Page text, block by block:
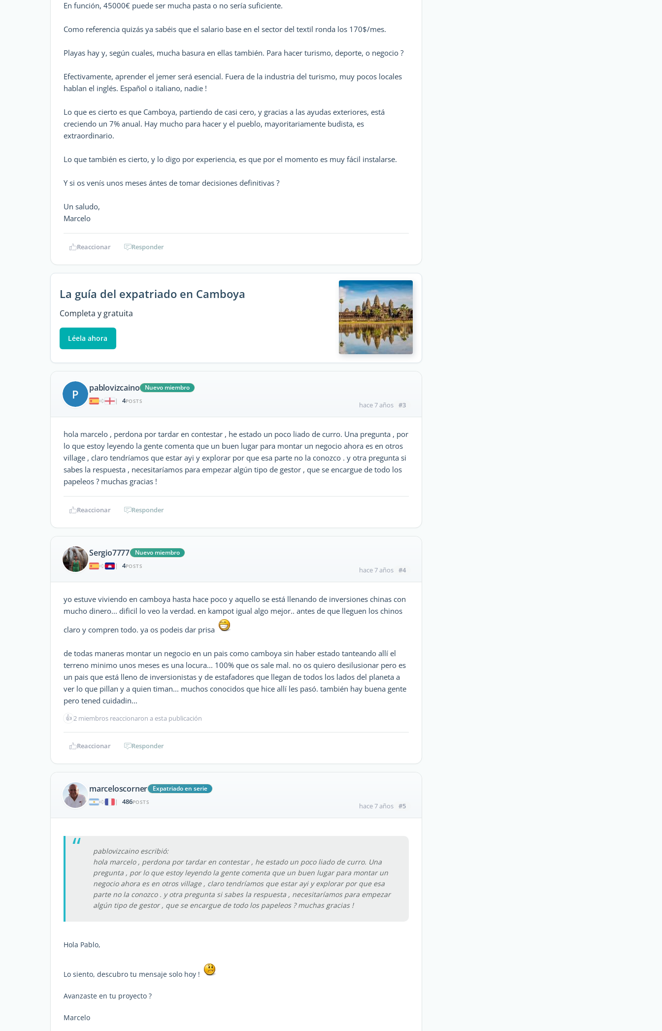
En función, 45000€ puede ser mucha pasta o no sería suficiente.
Como referencia quizás ya sabéis que el salario base en el sector del textil ronda los 170$/mes.
Playas hay y, según cuales, mucha basura en ellas también. Para hacer turismo, deporte, o negocio ?
Efectivamente, aprender el jemer será esencial. Fuera de la industria del turismo, muy pocos locales
hablan el inglés. Español o italiano, nadie !
Lo que es cierto es que Camboya, partiendo de casi cero, y gracias a las ayudas exteriores, está
creciendo un 7% anual. Hay mucho para hacer y el pueblo, mayoritariamente budista, es
extraordinario.
Lo que también es cierto, y lo digo por experiencia, es que por el momento es muy fácil instalarse.
Y si os venís unos meses ántes de tomar decisiones definitivas ?
Un saludo,
Marcelo
Reaccionar Responder
La guía del expatriado en Camboya
Completa y gratuita
Léela ahora
P pablovizcaino
Nuevo miembro
|
4POSTS hace 7 años #3
hola marcelo , perdona por tardar en contestar , he estado un poco liado de curro. Una pregunta , por
lo que estoy leyendo la gente comenta que un buen lugar para montar un negocio ahora es en otros
village , claro tendríamos que estar ayi y explorar por que esa parte no la conozco . y otra pregunta si
sabes la respuesta , necesitaríamos para empezar algún tipo de gestor , que se encargue de todo los
papeleos ? muchas gracias !
Reaccionar Responder
Sergio7777
Nuevo miembro
|
4POSTS hace 7 años #4
yo estuve viviendo en camboya hasta hace poco y aquello se está llenando de inversiones chinas con
mucho dinero... dificil lo veo la verdad. en kampot igual algo mejor.. antes de que lleguen los chinos
claro y compren todo. ya os podeis dar prisa
de todas maneras montar un negocio en un pais como camboya sin haber estado tanteando allí el
terreno minimo unos meses es una locura... 100% que os sale mal. no os quiero desilusionar pero es
un pais que está lleno de inversionistas y de estafadores que llegan de todos los lados del planeta a
ver lo que pillan y a quien timan... muchos conocidos que hice allí les pasó. también hay buena gente
pero tened cuidadin...
👍2 miembros reaccionaron a esta publicación
Reaccionar Responder
marceloscorner
Expatriado en serie
|
486POSTS hace 7 años #5
pablovizcaino escribió:
hola marcelo , perdona por tardar en contestar , he estado un poco liado de curro. Una
pregunta , por lo que estoy leyendo la gente comenta que un buen lugar para montar un
negocio ahora es en otros village , claro tendríamos que estar ayi y explorar por que esa
parte no la conozco . y otra pregunta si sabes la respuesta , necesitaríamos para empezar
algún tipo de gestor , que se encargue de todo los papeleos ? muchas gracias !
Hola Pablo,
Lo siento, descubro tu mensaje solo hoy !
Avanzaste en tu proyecto ?
Marcelo